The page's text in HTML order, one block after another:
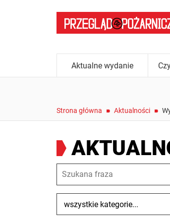
Aktualne wydanie
Strona główna /
Aktualności
Szukana fraza